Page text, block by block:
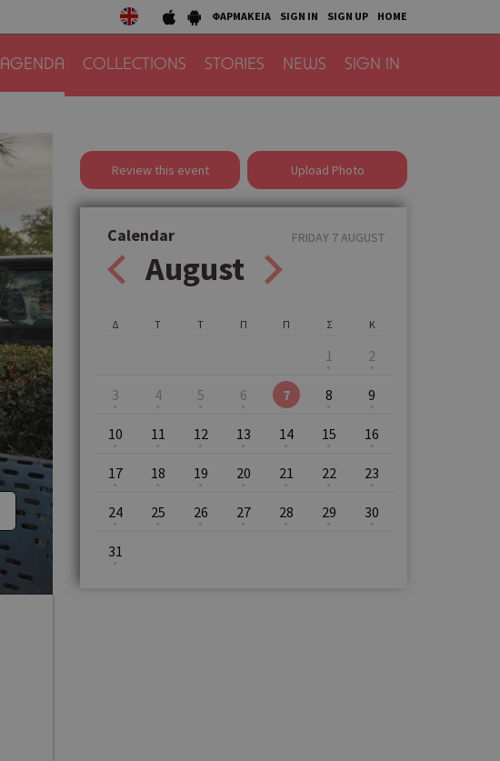
ΦΑΡΜΑΚΕΙΑ SIGN IN SIGN UP HOME
AGENDA COLLECTIONS STORIES NEWS SIGN IN
Review this event Upload Photo
Calendar
August
FRIDAY 7 AUGUST
Δ Τ Τ Π Π Σ
1
Κ
2
3 4 5 6 7 8 9
10 11 12 13 14 15 16
17 18 19 20 21 22 23
24 25 26 27 28 29 30
31